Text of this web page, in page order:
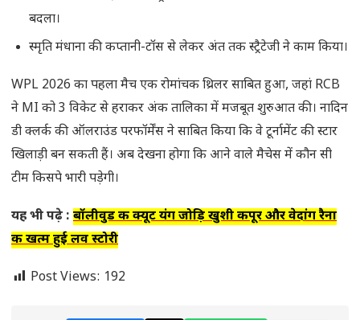
बदला।
स्मृति मंधाना की कप्तानी-टॉस से लेकर अंत तक स्ट्रैटेजी ने काम किया।
WPL 2026 का पहला मैच एक रोमांचक थ्रिलर साबित हुआ, जहां RCB
ने MI को 3 विकेट से हराकर अंक तालिका में मजबूत शुरुआत की। नादिन
डी क्लर्क की ऑलराउंड परफॉर्मेंस ने साबित किया कि वे टूर्नामेंट की स्टार
खिलाड़ी बन सकती हैं। अब देखना होगा कि आने वाले मैचेस में कौन सी
टीम किसपे भारी पड़ेगी।
यह भी पढ़े : बॉलीवुड की क्यूट यंग जोड़ि खुशी कपूर और वेदांग रैना
की खत्म हुई लव स्टोरी
Post Views: 192